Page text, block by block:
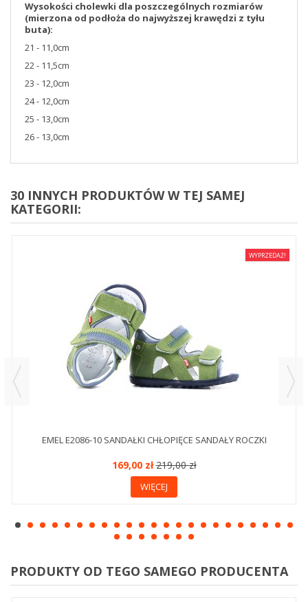
Wysokości cholewki dla poszczególnych rozmiarów
(mierzona od podłoża do najwyższej krawędzi z tyłu
buta):
21 - 11,0cm
22 - 11,5cm
23 - 12,0cm
24 - 12,0cm
25 - 13,0cm
26 - 13,0cm
30 INNYCH PRODUKTÓW W TEJ SAMEJ
KATEGORII:
WYPRZEDAŻ!
EMEL E2086-10 SANDAŁKI CHŁOPIĘCE SANDAŁY ROCZKI
169,00 zł219,00 zł
WIĘCEJ
PRODUKTY OD TEGO SAMEGO PRODUCENTA